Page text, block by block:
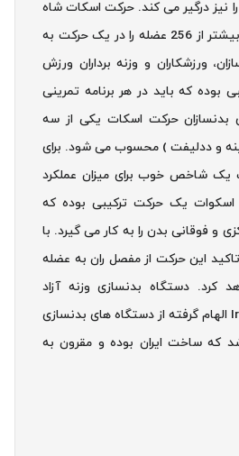
نیز درگیر می کند. حرکت اسکات شاه
تمام تمرینات است که بیشتر از 256 عضله را در یک حرکت به
ورزشکاران و وزنه برداران ورزش
بوده که باید در هر برنامه تمرینی
بدنسازان حرکت اسکات یکی از سه
و ددلیفت ) محسوب می شود. برای
یک شاخص خوب برای میزان عملکرد
اسکوات یک حرکت ترکیبی بوده که
و فوقانی بدن را به کار می گیرد. با
تاکید این حرکت از مفصل ران به عضله
کرد. دستگاه بدنسازی وزنه آزاد
اسکات Iron fit PL-6250 الهام گرفته از دستگاه های بدنسازی
که ساخت ایران بوده و مقرون به